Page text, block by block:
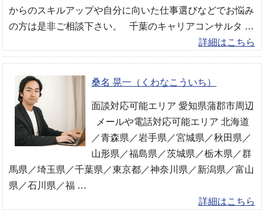
からのスキルアップや自分に向いた仕事選びなどでお悩み
の方は是非ご相談下さい。 千葉のキャリアコンサルタ …
詳細はこちら
桑名 晃一（くわなこういち）
面談対応可能エリア 愛知県蒲郡市周辺
メールや電話対応可能エリア 北海道
／青森県／岩手県／宮城県／秋田県／
山形県／福島県／茨城県／栃木県／群
馬県／埼玉県／千葉県／東京都／神奈川県／新潟県／富山
県／石川県／福 …
詳細はこちら